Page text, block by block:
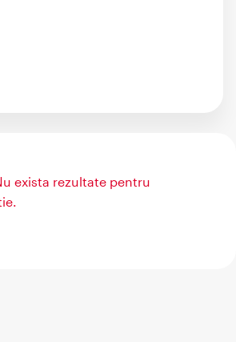
exista rezultate pentru